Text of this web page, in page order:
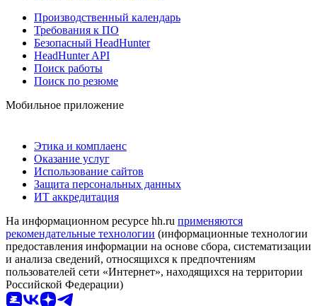
Производственный календарь
Требования к ПО
Безопасный HeadHunter
HeadHunter API
Поиск работы
Поиск по резюме
Мобильное приложение
Этика и комплаенс
Оказание услуг
Использование сайтов
Защита персональных данных
ИТ аккредитация
На информационном ресурсе hh.ru применяются
рекомендательные технологии (информационные технологии
предоставления информации на основе сбора, систематизации
и анализа сведений, относящихся к предпочтениям
пользователей сети «Интернет», находящихся на территории
Российской Федерации)